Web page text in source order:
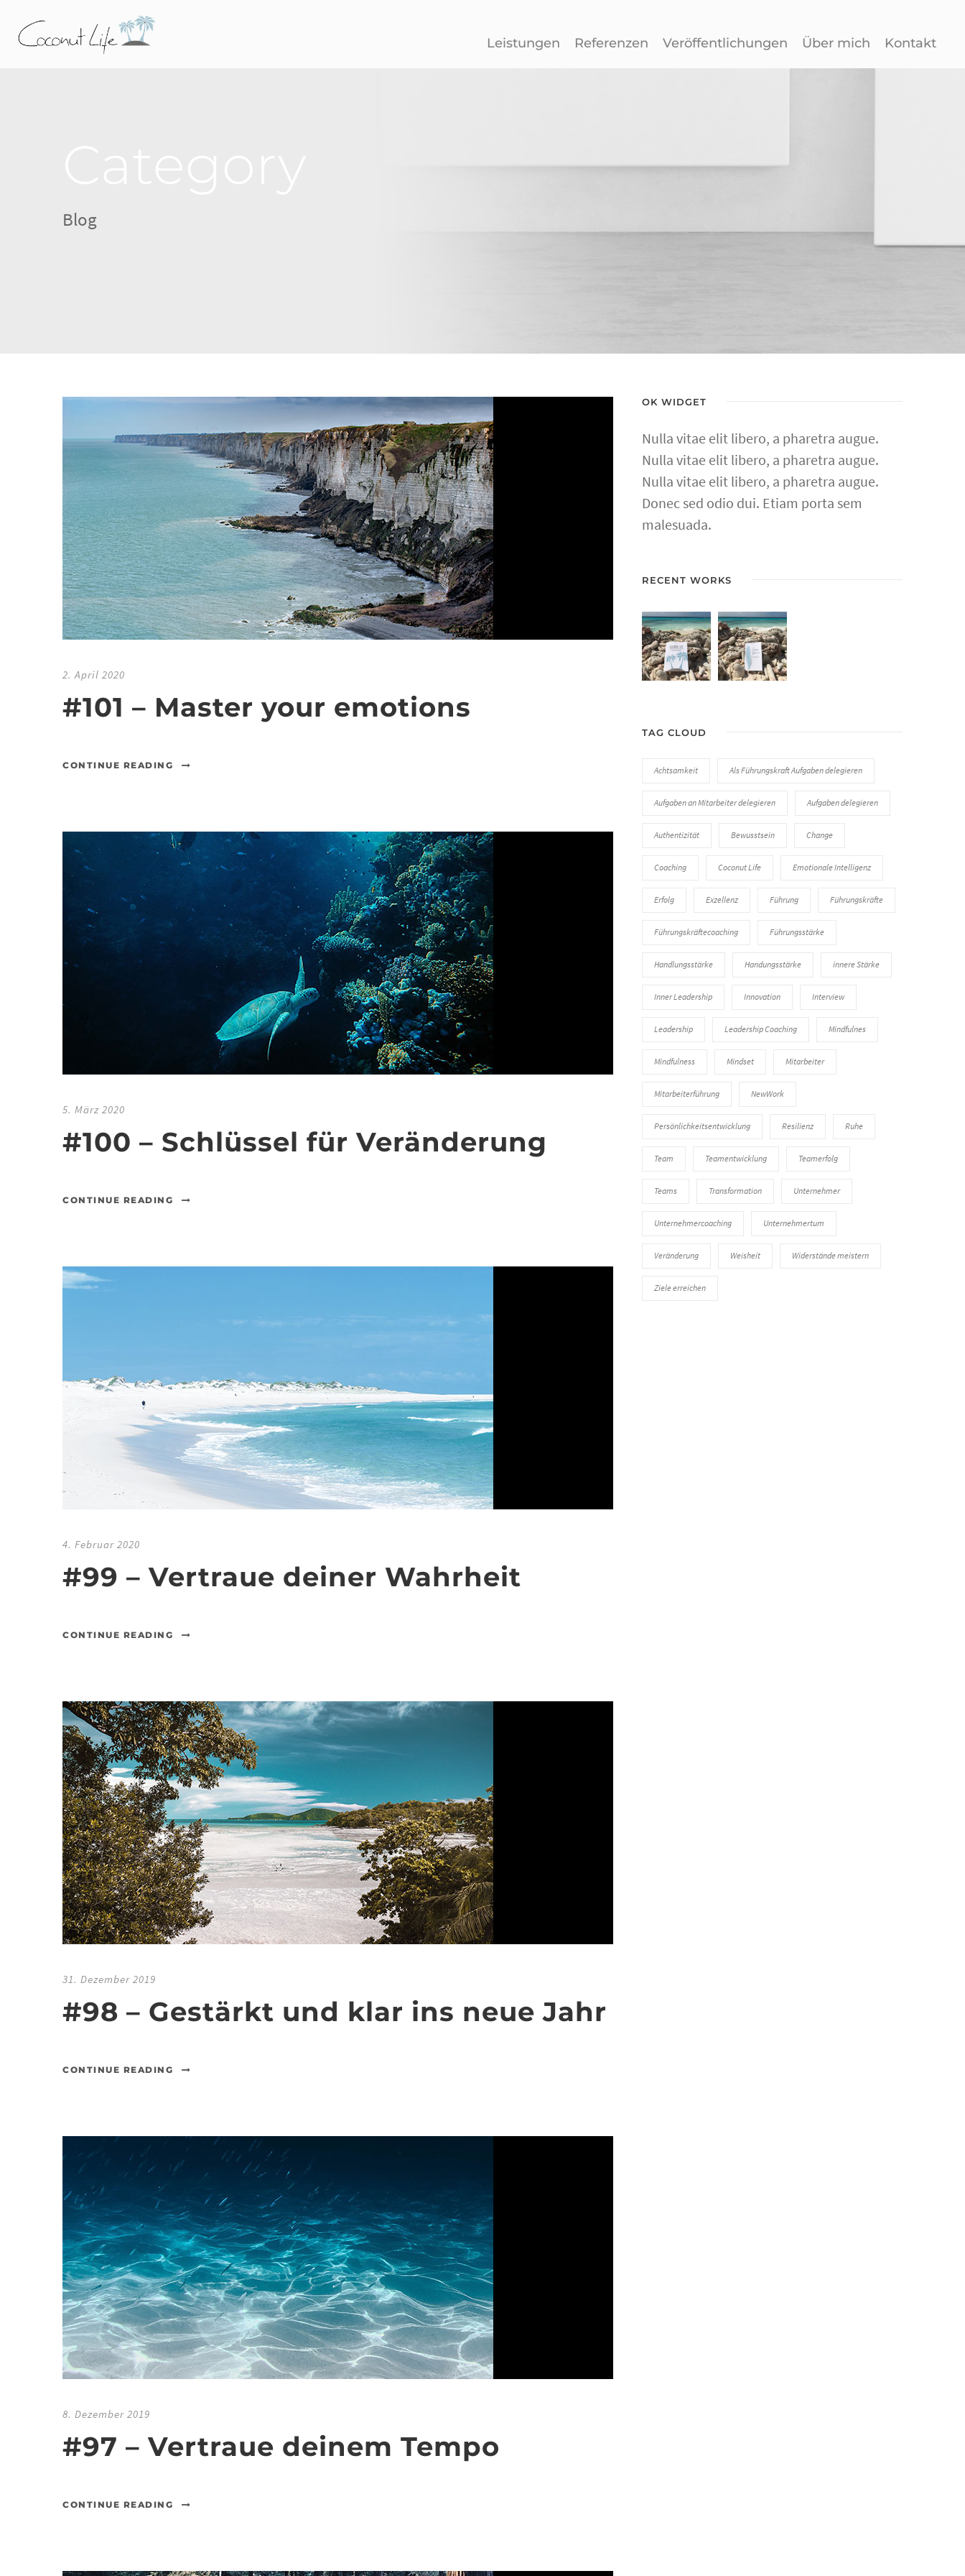
Leistungen Referenzen Veröffentlichungen Über mich Kontakt
Blog
2. April 2020
#101 – Master your emotions
CONTINUE READING
5. März 2020
#100 – Schlüssel für Veränderung
CONTINUE READING
4. Februar 2020
#99 – Vertraue deiner Wahrheit
CONTINUE READING
31. Dezember 2019
#98 – Gestärkt und klar ins neue Jahr
CONTINUE READING
8. Dezember 2019
#97 – Vertraue deinem Tempo
CONTINUE READING
OK WIDGET
Nulla vitae elit libero, a pharetra augue.
Nulla vitae elit libero, a pharetra augue.
Nulla vitae elit libero, a pharetra augue.
Donec sed odio dui. Etiam porta sem
malesuada.
RECENT WORKS
TAG CLOUD
Achtsamkeit Als Führungskraft Aufgaben delegieren
Aufgaben an Mitarbeiter delegieren Aufgaben delegieren
Authentizität Bewusstsein Change
Coaching Coconut Life Emotionale Intelligenz
Erfolg Exzellenz Führung Führungskräfte
Führungskräftecoaching Führungsstärke
Handlungsstärke Handungsstärke innere Stärke
Inner Leadership Innovation Interview
Leadership Leadership Coaching Mindfulnes
Mindfulness Mindset Mitarbeiter
Mitarbeiterführung NewWork
Persönlichkeitsentwicklung Resilienz Ruhe
Team Teamentwicklung Teamerfolg
Teams Transformation Unternehmer
Unternehmercoaching Unternehmertum
Veränderung Weisheit Widerstände meistern
Ziele erreichen